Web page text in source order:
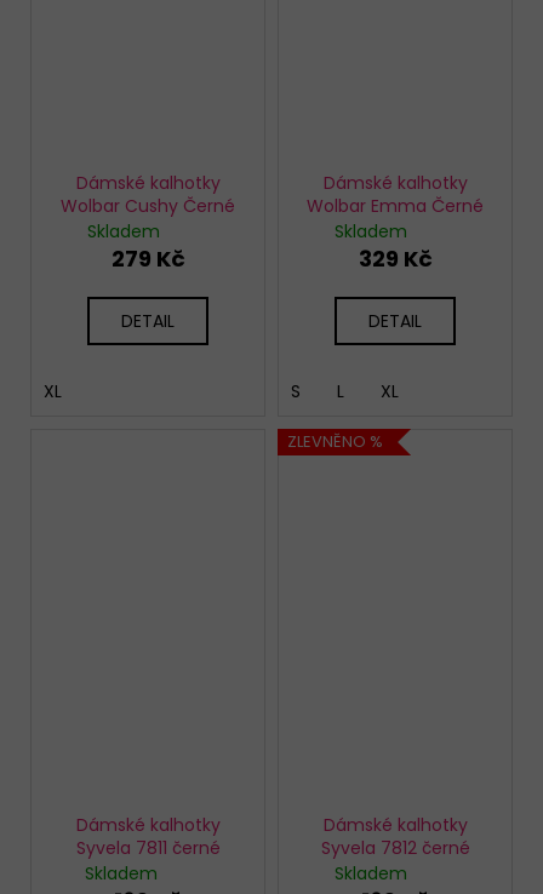
Dámské kalhotky
Wolbar Cushy Černé
Skladem
279 Kč
DETAIL
XL
Dámské kalhotky
Wolbar Emma Černé
Skladem
329 Kč
DETAIL
S L XL
Dámské kalhotky
Syvela 7811 černé
Skladem
ZLEVNĚNO %
Dámské kalhotky
Syvela 7812 černé
Skladem